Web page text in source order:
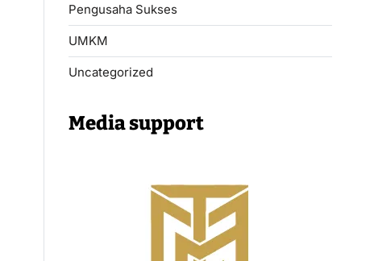
Pengusaha Sukses
UMKM
Uncategorized
Media support